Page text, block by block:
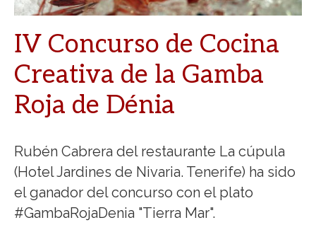
IV Concurso de Cocina
Creativa de la Gamba
Roja de Dénia
Rubén Cabrera del restaurante La cúpula
(Hotel Jardines de Nivaria. Tenerife) ha sido
el ganador del concurso con el plato
#GambaRojaDenia "Tierra Mar".